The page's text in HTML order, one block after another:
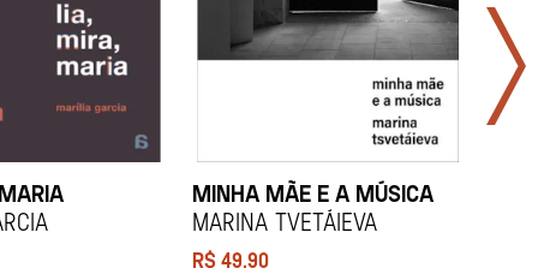
MINHA MÃE E A MÚSICA
Marina Tvetáieva
R$49,90